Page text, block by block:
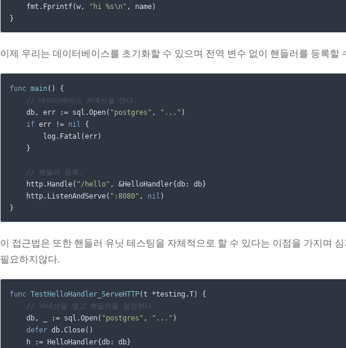
fmt . Fprintf(w, "hi %s\n" , name)
}
이제 우리는 데이터베이스를 초기화할 수 있으며 전역 변수 없이 핸들러를 등록할
func main ()
{
// 데이터베이스 커넥션을 연다.
db, err := sql .Open( "postgres" , "..." )
if err != nil
{
log . Fatal (err)
}
// 핸들러 등록.
http. Handle( "/hello" , &HelloHandler{db: db}
http. ListenAndServe( ":8080" , nil )
}
이 접근법은 또한 핸들러 유닛 테스팅을 자체적으로 할 수 있다는 이점을 가지며
필요하지않다.
func TestHelloHandler_ServeHTTP(t *testing .T)
{
// 커넥션을 열고 핸들러를 설정한다.
db, := sql .Open( "postgres" , "..." )
defer db.Close()
h
:= HelloHandler{db: db}